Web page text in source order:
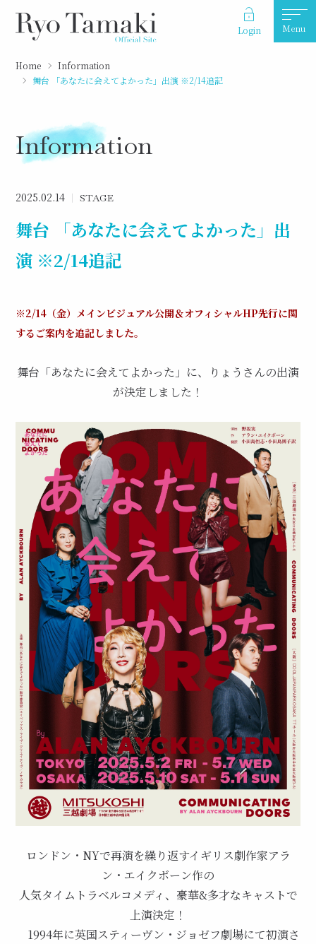
Login Menu
Home
Information
舞台 「あなたに会えてよかった」出演 ※2/14追記
Information
2025.02.14 STAGE
舞台 「あなたに会えてよかった」出
演 ※2/14追記
※2/14（金）メインビジュアル公開＆オフィシャルHP先行に関
するご案内を追記しました。
舞台「あなたに会えてよかった」に、りょうさんの出演
が決定しました！
ロンドン・NYで再演を繰り返すイギリス劇作家アラ
ン・エイクボーン作の
人気タイムトラベルコメディ、豪華&多才なキャストで
上演決定！
1994年に英国スティーヴン・ジョゼフ劇場にて初演さ